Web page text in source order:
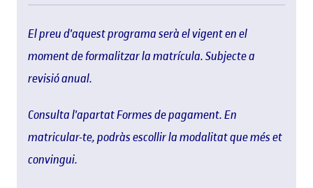
El preu d'aquest programa serà el vigent en el
moment de formalitzar la matrícula. Subjecte a
revisió anual.
Consulta l'apartat Formes de pagament. En
matricular-te, podràs escollir la modalitat que més et
convingui.